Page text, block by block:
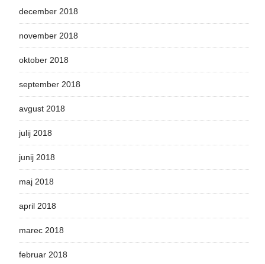
december 2018
november 2018
oktober 2018
september 2018
avgust 2018
julij 2018
junij 2018
maj 2018
april 2018
marec 2018
februar 2018